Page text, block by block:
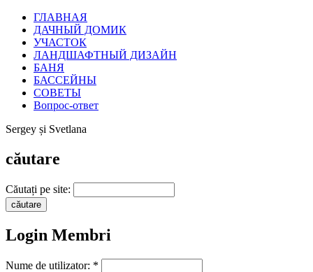
ГЛАВНАЯ
ДАЧНЫЙ ДОМИК
УЧАСТОК
ЛАНДШАФТНЫЙ ДИЗАЙН
БАНЯ
БАССЕЙНЫ
СОВЕТЫ
Вопрос-ответ
Sergey și Svetlana
căutare
Căutați pe site:
Login Membri
Nume de utilizator: *